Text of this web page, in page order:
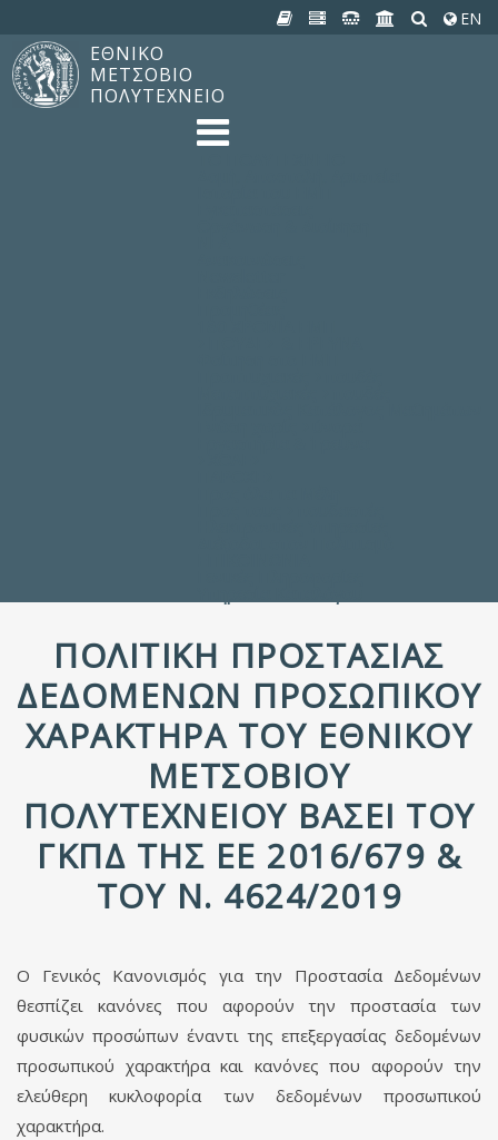
EN
ΕΘΝΙΚΟ
ΜΕΤΣΟΒΙΟ
ΠΟΛΥΤΕΧΝΕΙΟ
ΠΟΛΙΤΙΚΗ ΠΡΟΣΤΑΣΙΑΣ
ΔΕΔΟΜΕΝΩΝ ΠΡΟΣΩΠΙΚΟΥ
ΧΑΡΑΚΤΗΡΑ ΤΟΥ ΕΘΝΙΚΟΥ
ΜΕΤΣΟΒΙΟΥ
ΠΟΛΥΤΕΧΝΕΙΟΥ ΒΑΣΕΙ ΤΟΥ
ΓΚΠΔ ΤΗΣ ΕΕ 2016/679 &
ΤΟΥ Ν. 4624/2019
Ο Γενικός Κανονισμός για την Προστασία Δεδομένων
θεσπίζει κανόνες που αφορούν την προστασία των
φυσικών προσώπων έναντι της επεξεργασίας δεδομένων
προσωπικού χαρακτήρα και κανόνες που αφορούν την
ελεύθερη κυκλοφορία των δεδομένων προσωπικού
χαρακτήρα.